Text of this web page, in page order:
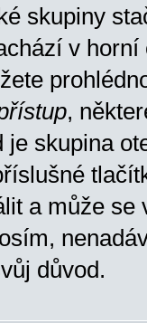
skupiny
v horní
,
skupina
a může se
důvod.